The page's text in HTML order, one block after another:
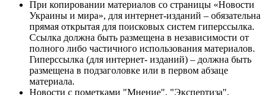
При копировании материалов со страницы «Новости
Украины и мира», для интернет-изданий – обязательна
прямая открытая для поисковых систем гиперссылка.
Ссылка должна быть размещена в независимости от
полного либо частичного использования материалов.
Гиперссылка (для интернет- изданий) – должна быть
размещена в подзаголовке или в первом абзаце
материала.
Новости с пометками "Мнение", "Экспертиза",